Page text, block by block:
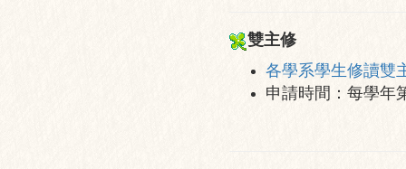
雙主修
各學系學生修讀雙
申請時間：每學年